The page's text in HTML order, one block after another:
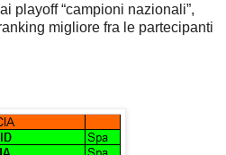
playoff “campioni nazionali”,
migliore fra le partecipanti